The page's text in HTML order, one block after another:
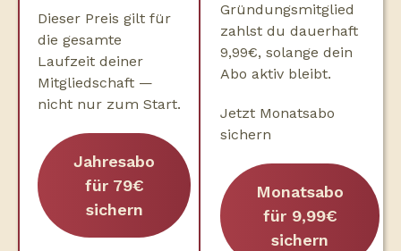
Dieser Preis gilt für
die gesamte
Laufzeit deiner
Mitgliedschaft —
nicht nur zum Start.
Jahresabo
für 79€
sichern
Gründungsmitglied
zahlst du dauerhaft
9,99€, solange dein
Abo aktiv bleibt.
Jetzt Monatsabo
sichern
Monatsabo
für 9,99€
sichern